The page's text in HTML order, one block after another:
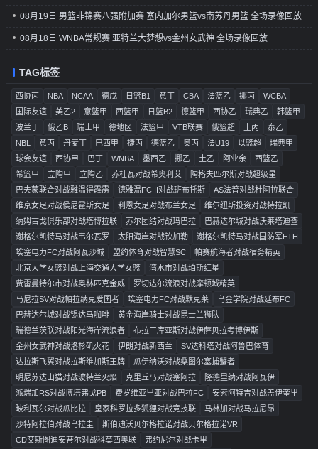
08月19日 男篮非锦赛八强附加赛 塞内加尔男篮vs南苏丹男篮 全场录像回放
08月18日 WNBA常规赛 亚特兰大梦想vs金州女武神 全场录像回放
TAG标签
西协丙 NBA NCAA 德戊 日篮B1 意丁 CBA 法篮乙 挪丙
WCBA
国际友谊
美乙2 意篮甲 西篮甲 日篮B2 德篮甲 西协乙 瑞典乙
韩篮甲
波兰丁
俄乙B 瑞士甲 德地区 法篮甲 VTB联赛 俄篮超 土丙
泰乙
NBL
意丙 丹麦丁 巴西甲 捷丙 德篮乙 奥丙 法U19 以篮超
瑞典甲
球会友谊
西协甲 巴丁 WNBA 墨西乙 挪乙 土乙 阿业余
西篮乙
希篮甲
立陶甲 立陶乙 苏杜瓦对战希奥利艾
陶格夫匹尔斯对战超级星
巴夫蒙联合对战雅温得霹雳
德雅温FC II对战班布托斯
AS法普对战杜阿拉联合
维京女足对战侯尼霍斯女足
利恩女足对战布兰女足
维尔纽斯投资对战特拉凯
纳姆古戈俱乐部对战塔博拉联
苏尔团结对战玛巴拉
巴赫达尔城对战沃莱塔迪查
谢格尔凯特马对战韦尔瓦罗
太阳海岸对战钦加勒
谢格尔凯特马对战国防军ETH
埃塞电力FC对战阿瓦沙城
盟约体育对战智慧SC
帕赛航海者对战宿务精英
北京大学女篮对战上海交通大学女篮
湾水市对战珀斯红星
费雷曼特尔市对战奥林匹克金威
罗切达尔流浪对战摩顿城精英
马尼拉SV对战帕拉纳克爱国者
埃塞电力FC对战默克莱
乌金学院对战廷布FC
巴赫达尔城对战锡达马咖啡
黄金海岸骑士对战昆士兰狮队
瑞德兰茨联对战阳光海岸流浪者
布拉干库亚斯对战伊萨贝拉考博伊斯
金州女武神对战洛杉矶火花
伊朗对战新西兰
SV达科塔对战阿鲁巴体育
达拉斯飞翼对战拉斯维加斯王牌
瓜伊纳沃对战桑图尔塞捕蟹者
明尼苏达山猫对战波特兰火焰
克里丘马对战塞阿拉
隆德里纳对战阿瓦伊
派瑞加RS对战博塔弗戈PB
费罗维亚里亚对战巴拉FC
安索阿特吉对战盖伊奎里
玻利瓦尔对战瓜比拉
皇家科罗拉多狐狸对战竞技联
马林加对战马拉尼昂
沙特阿拉伯对战乌拉圭
斯伯迪沃贝尔格拉诺对战贝尔格拉诺VR
CD艾斯图迪安蒂尔对战科莫西奥联
弗约尼尔对战卡里